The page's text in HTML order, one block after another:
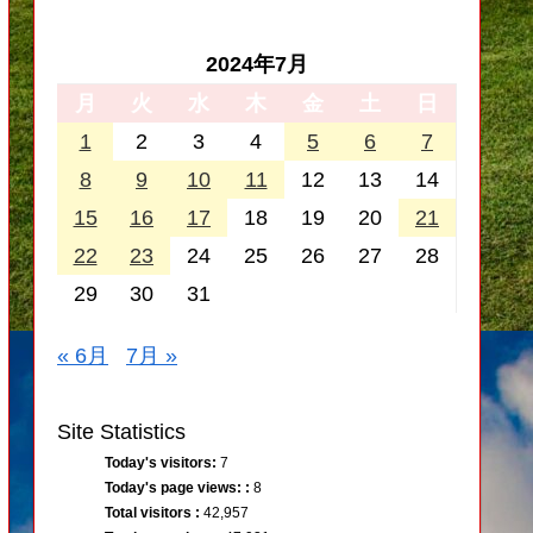
2024年7月
月
火 水 木 金 土
日
1
2 3 4 5 6
7
8
9 10 11 12 13
14
15
16 17 18 19 20
21
22
23 24 25 26 27
28
29
30 31
« 6月 7月 »
Site Statistics
Today's visitors: 7
Today's page views: : 8
Total visitors : 42,957